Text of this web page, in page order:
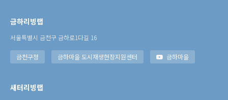
금하리빙랩
서울특별시 금천구 금하로1다길 16
금천구청 금하마을 도시재생현장지원센터 금하마을
새터리빙랩